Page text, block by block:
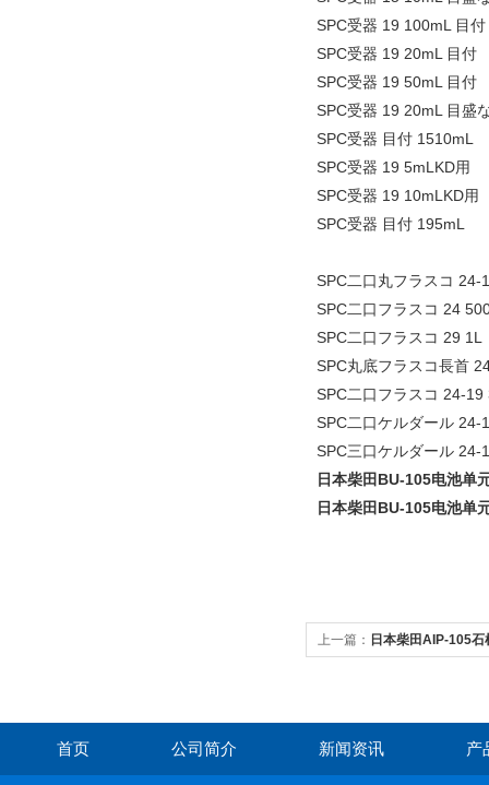
SPC受器 19 100mL 目付
SPC受器 19 20mL 目付
SPC受器 19 50mL 目付
SPC受器 19 20mL 目盛
SPC受器 目付 1510mL
SPC受器 19 5mLKD用
SPC受器 19 10mLKD用
SPC受器 目付 195mL
SPC二口丸フラスコ 24-
SPC二口フラスコ 24
SPC二口フラスコ 29 1L
SPC丸底フラスコ長首
SPC二口フラスコ 24-19
SPC二口ケルダール 24-
SPC三口ケルダール 24-
日本柴田BU-105电池单
日本柴田BU-105电池单
上一篇： 日本柴田AIP-105石
首页 公司简介 新闻资讯 产